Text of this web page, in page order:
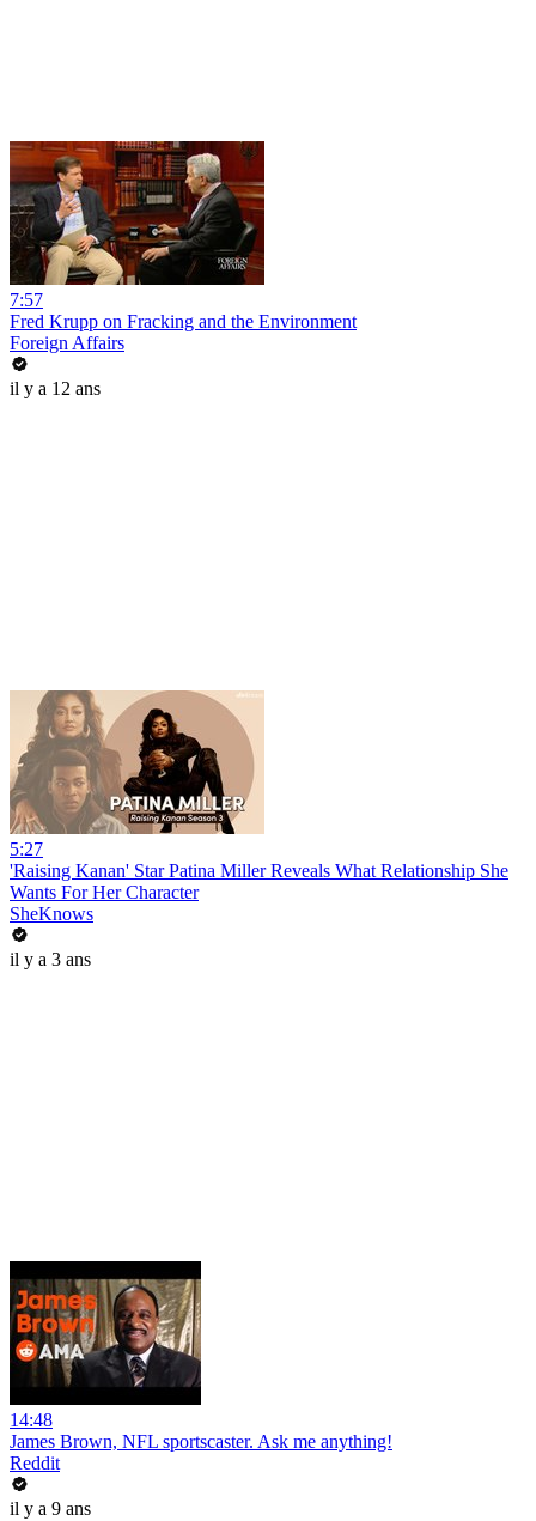
7:57
Fred Krupp on Fracking and the Environment
Foreign Affairs
il y a 12 ans
5:27
'Raising Kanan' Star Patina Miller Reveals What Relationship She
Wants For Her Character
SheKnows
il y a 3 ans
14:48
James Brown, NFL sportscaster. Ask me anything!
Reddit
il y a 9 ans